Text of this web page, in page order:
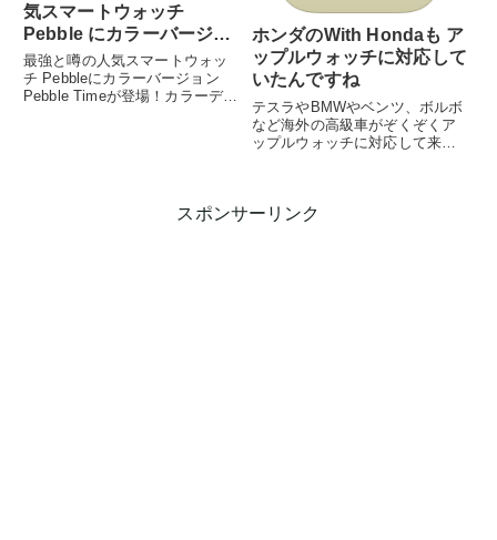
気スマートウォッチ
Pebble にカラーバージョ
ン登場！
最強と噂の人気スマートウォッ
チ Pebbleにカラーバージョン
Pebble Timeが登場！カラーディ
ホンダのWith Hondaも ア
ップルウォッチに対応して
いたんですね
テスラやBMWやベンツ、ボルボ
など海外の高級車がぞくぞくア
ップルウォッチに対応して来て
スポンサーリンク